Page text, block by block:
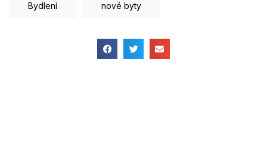
Bydlení nové byty